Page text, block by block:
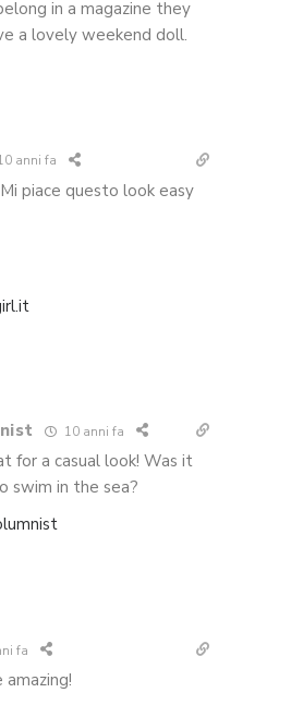
in a magazine they
a lovely weekend doll.
anni fa
piace questo look easy
10 anni fa
for a casual look! Was it
swim in the sea?
fa